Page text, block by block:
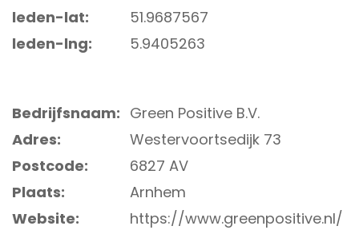
leden-lat:
51.9687567
leden-lng:
5.9405263
Bedrijfsnaam: Green Positive B.V.
Adres:
Westervoortsedijk 73
Postcode:
6827 AV
Plaats:
Arnhem
Website:
https://www.greenpositive.nl/